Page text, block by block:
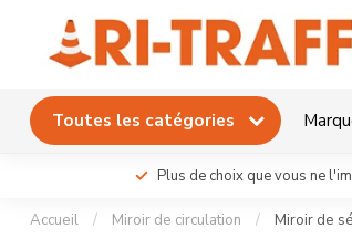
Toutes les catégories
Plus de choix que vous ne
Accueil / Miroir de circulation / Miroir de